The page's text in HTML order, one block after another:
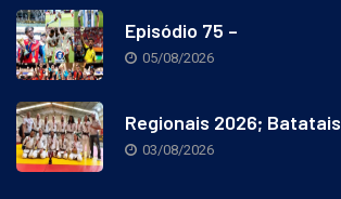
Episódio 75 –
05/08/2026
Regionais 2026; Batatais
03/08/2026